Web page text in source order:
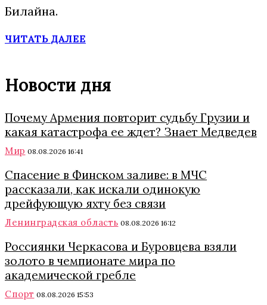
Билайна.
ЧИТАТЬ ДАЛЕЕ
Новости дня
Почему Армения повторит судьбу Грузии и
какая катастрофа ее ждет? Знает Медведев
Мир 08.08.2026 16:41
Спасение в Финском заливе: в МЧС
рассказали, как искали одинокую
дрейфующую яхту без связи
Ленинградская область 08.08.2026 16:12
Россиянки Черкасова и Буровцева взяли
золото в чемпионате мира по
академической гребле
Спорт 08.08.2026 15:53